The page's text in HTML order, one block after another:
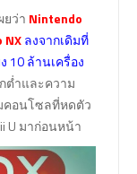
ยว่า Nintendo
NXลงจากเดิมที่
10 ล้านเครื่อง
ต่ำและความ
คอนโซลที่หดตัว
U มาก่อนหน้า